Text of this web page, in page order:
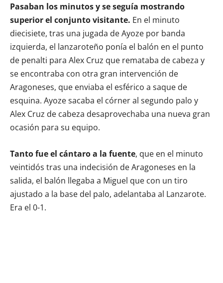
Pasaban los minutos y se seguía mostrando
superior el conjunto visitante. En el minuto
diecisiete, tras una jugada de Ayoze por banda
izquierda, el lanzaroteño ponía el balón en el punto
de penalti para Alex Cruz que remataba de cabeza y
se encontraba con otra gran intervención de
Aragoneses, que enviaba el esférico a saque de
esquina. Ayoze sacaba el córner al segundo palo y
Alex Cruz de cabeza desaprovechaba una nueva gran
ocasión para su equipo.
Tanto fue el cántaro a la fuente, que en el minuto
veintidós tras una indecisión de Aragoneses en la
salida, el balón llegaba a Miguel que con un tiro
ajustado a la base del palo, adelantaba al Lanzarote.
Era el 0-1.